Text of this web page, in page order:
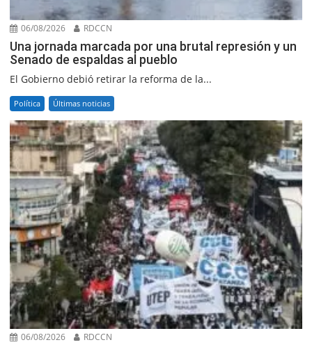
06/08/2026 RDCCN
Una jornada marcada por una brutal represión y un
Senado de espaldas al pueblo
El Gobierno debió retirar la reforma de la...
Política Últimas noticias
06/08/2026 RDCCN